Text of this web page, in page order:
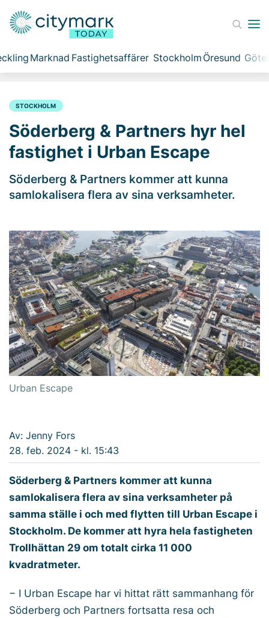
Marknad Fastighetsaffärer Stockholm Öresund
STOCKHOLM
Söderberg & Partners hyr hel
fastighet i Urban Escape
Söderberg & Partners kommer att kunna
samlokalisera flera av sina verksamheter.
Urban Escape
Av: Jenny Fors
28. feb. 2024 - kl. 15:43
Söderberg & Partners kommer att kunna
samlokalisera flera av sina verksamheter på
samma ställe i och med flytten till Urban Escape i
Stockholm. De kommer att hyra hela fastigheten
Trollhättan 29 om totalt cirka 11 000
kvadratmeter.
− I Urban Escape har vi hittat rätt sammanhang för
Söderberg och Partners fortsatta resa och